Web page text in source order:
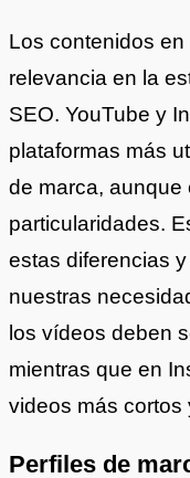
Los contenidos
relevancia en la
SEO. YouTube y
plataformas más
de marca, aunque
particularidades.
estas diferencias
nuestras
los vídeos deben
mientras que en
videos más cortos
Perfiles de